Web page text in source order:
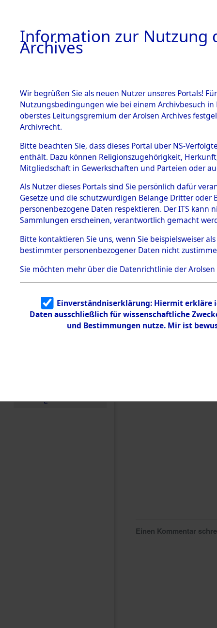
BESTÄNDE
1.
mente
5. Verschiedenes
5.3
Todesmärsche
5.3.1 Alliierte
Erhebungen
zu
Todesmärsch
en
5.3.2
Identifizierun
g
5.3.3
Todesmärsch
e
und
0101
Einen Kommentar
Information zur Nutzung
Archives
Wir begrüßen Sie als neuen Nutzer unseres Portals!
Nutzungsbedingungen wie bei einem Archivbesuch
oberstes Leitungsgremium der Arolsen Archives
Archivrecht.
Bitte beachten Sie, dass dieses Portal über NS-
enthält. Dazu können Religionszugehörigkeit,
Mitgliedschaft in Gewerkschaften und Parteien oder
Als Nutzer dieses Portals sind Sie persönlich dafür
Gesetze und die schutzwürdigen Belange Dritter
personenbezogene Daten respektieren. Der ITS
Sammlungen erscheinen, verantwortlich gemacht
Bitte kontaktieren Sie uns, wenn Sie beispielsweiser
bestimmter personenbezogener Daten nicht
Sie möchten mehr über die Datenrichtlinie der Arolsen
Einverständniserklärung: Hiermit erkläre
Daten ausschließlich für wissenschaftliche
und Bestimmungen nutze. Mir ist